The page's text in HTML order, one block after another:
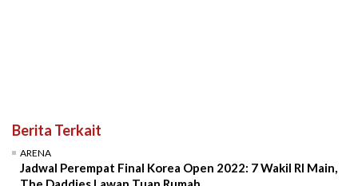
Berita Terkait
ARENA
Jadwal Perempat Final Korea Open 2022: 7 Wakil RI Main,